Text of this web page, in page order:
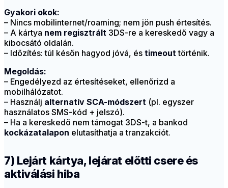
Gyakori okok:
– Nincs mobilinternet/roaming; nem jön push értesítés.
– A kártya nem regisztrált 3DS-re a kereskedő vagy a
kibocsátó oldalán.
– Időzítés: túl későn hagyod jóvá, és timeouttörténik.
Megoldás:
– Engedélyezd az értesítéseket, ellenőrizd a
mobilhálózatot.
– Használj alternatív SCA-módszert (pl. egyszer
használatos SMS-kód + jelszó).
– Ha a kereskedő nem támogat 3DS-t, a bankod
kockázatalapon elutasíthatja a tranzakciót.
7) Lejárt kártya, lejárat előtti csere és
aktiválási hiba